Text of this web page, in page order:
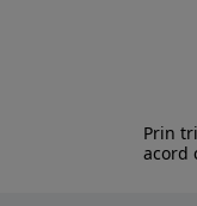
Prin
acord